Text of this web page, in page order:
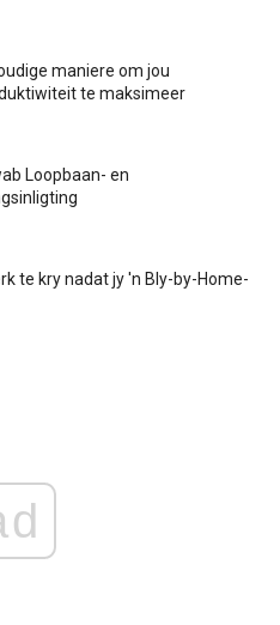
maniere om jou
te maksimeer
Loopbaan- en
te kry nadat jy 'n Bly-by-Home-